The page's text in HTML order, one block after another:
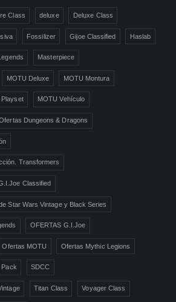
Class deluxe Deluxe Class
Fossilizer Gijoe Classified Haslab
Masterpiece
MOTU Deluxe MOTU Montura
Playset MOTU Vehículo
Dungeons & Dragons
Transformers
Classified
Star Wars Vintage y Black Series
OFERTAS G.I.Joe
Ofertas MOTU Ofertas Mythic Legions
Pack SDCC
Titan Class Voyager Class